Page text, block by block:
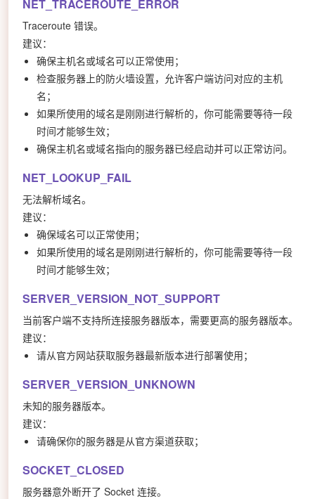
NET_TRACEROUTE_ERROR
Traceroute 错误。
建议：
确保主机名或域名可以正常使用；
检查服务器上的防火墙设置，允许客户端访问对应的主机
名；
如果所使用的域名是刚刚进行解析的，你可能需要等待一段
时间才能够生效；
确保主机名或域名指向的服务器已经启动并可以正常访问。
NET_LOOKUP_FAIL
无法解析域名。
建议：
确保域名可以正常使用；
如果所使用的域名是刚刚进行解析的，你可能需要等待一段
时间才能够生效；
SERVER_VERSION_NOT_SUPPORT
当前客户端不支持所连接服务器版本，需要更高的服务器版本。
建议：
请从官方网站获取服务器最新版本进行部署使用；
SERVER_VERSION_UNKNOWN
未知的服务器版本。
建议：
请确保你的服务器是从官方渠道获取；
SOCKET_CLOSED
服务器意外断开了 Socket 连接。